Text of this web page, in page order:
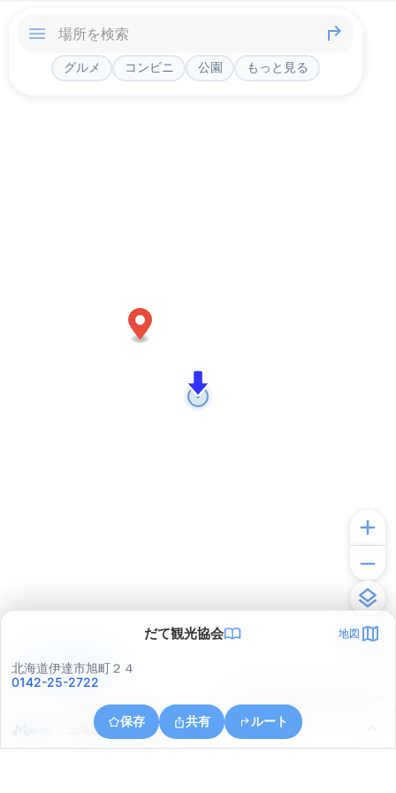
グルメ コンビニ 公園 もっと見る
だて観光協会 地図
北海道伊達市旭町２４
0142-25-2722
保存 共有 ルート
北海道伊達市舟岡町
アプリで見る